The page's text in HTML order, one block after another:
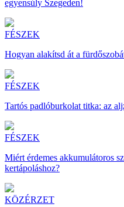
egyensúly Szegeden!
FÉSZEK
Hogyan alakítsd át a
FÉSZEK
Tartós padlóburkolat titka: az
FÉSZEK
Miért érdemes akkumulátoros
kertápoláshoz?
KÖZÉRZET